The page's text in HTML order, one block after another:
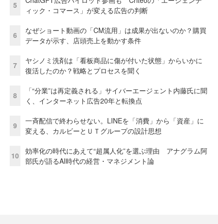
5
ィック・コマース」が変える広告の判断
6
なぜショート動画の「CM流用」は成果が出ないのか？購買
データが示す、店頭売上を動かす条件
7
ヤシノミ洗剤は「看板商品に傷が付いた状態」からいかに
復活したのか？戦略とプロセスを聞く
8
「“分業”は再定義される」サイバーエージェント内藤氏に聞
く、インターネット広告20年と転換点
9
一斉配信で終わらせない。LINEを「消費」から「資産」に
変える、カルビーとＵＴグループの設計思想
10
効率化の時代にあえて“超属人化”を選ぶ理由 アナグラム阿
部氏が語るAI時代の経営・マネジメント論